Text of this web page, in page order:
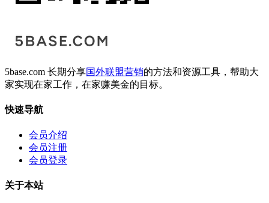
5base.com 长期分享国外联盟营销的方法和资源工具，帮助大
家实现在家工作，在家赚美金的目标。
快速导航
会员介绍
会员注册
会员登录
关于本站